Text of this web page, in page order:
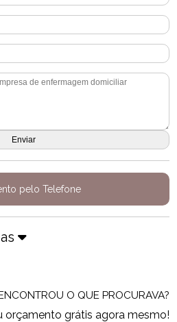
pelo Telefone
O QUE PROCURAVA?
orçamento grátis agora mesmo!